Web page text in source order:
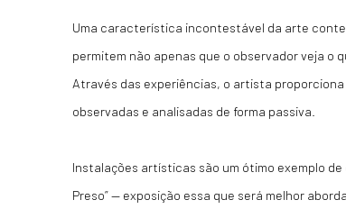
Uma característica incontestável da arte
permitem não apenas que o observador veja o
Através das experiências, o artista
observadas e analisadas de forma passiva.
Instalações artísticas são um ótimo exemplo
Preso” — exposição essa que será melhor